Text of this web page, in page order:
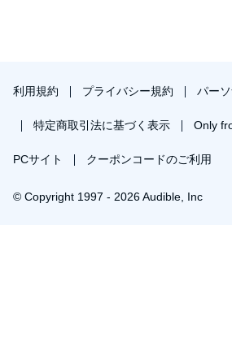
利用規約 プライバシー規約 パー
特定商取引法に基づく表示 Only
PCサイト クーポンコードのご利用
© Copyright 1997 - 2026 Audible, Inc